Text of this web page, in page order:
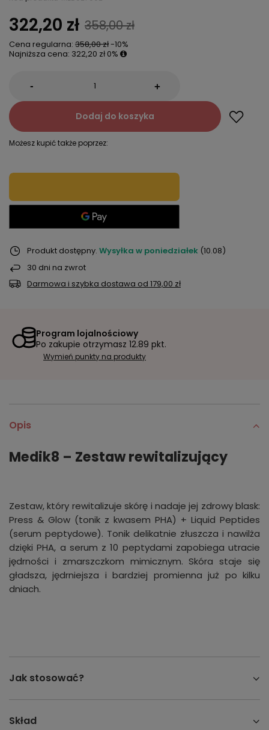
322,20 zł 358,00 zł
Cena regularna: 358,00 zł-10%
Najniższa cena: 322,20 zł 0%
- +
Dodaj do koszyka
Możesz kupić także poprzez:
Produkt dostępny Wysyłka w poniedziałek (10.08)
30 dni na zwrot
Darmowa i szybka dostawa od 179,00 zł
Program lojalnościowy
Po zakupie otrzymasz 12.89 pkt.
Wymień punkty na produkty
Opis
Medik8 – Zestaw rewitalizujący
Zestaw, który rewitalizuje skórę i nadaje jej zdrowy blask:
Press & Glow (tonik z kwasem PHA) + Liquid Peptides
(serum peptydowe). Tonik delikatnie złuszcza i nawilża
dzięki PHA, a serum z 10 peptydami zapobiega utracie
jędrności i zmarszczkom mimicznym. Skóra staje się
gładsza, jędrniejsza i bardziej promienna już po kilku
dniach.
Jak stosować?
Skład